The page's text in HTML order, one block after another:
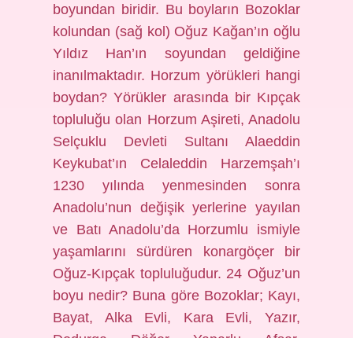
boyundan biridir. Bu boyların Bozoklar
kolundan (sağ kol) Oğuz Kağan’ın oğlu
Yıldız Han’ın soyundan geldiğine
inanılmaktadır. Horzum yörükleri hangi
boydan? Yörükler arasında bir Kıpçak
topluluğu olan Horzum Aşireti, Anadolu
Selçuklu Devleti Sultanı Alaeddin
Keykubat’ın Celaleddin Harzemşah’ı
1230 yılında yenmesinden sonra
Anadolu’nun değişik yerlerine yayılan
ve Batı Anadolu’da Horzumlu ismiyle
yaşamlarını sürdüren konargöçer bir
Oğuz-Kıpçak topluluğudur. 24 Oğuz’un
boyu nedir? Buna göre Bozoklar; Kayı,
Bayat, Alka Evli, Kara Evli, Yazır,